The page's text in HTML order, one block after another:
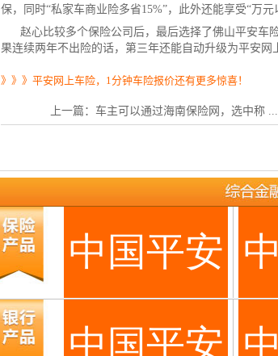
保，同时“私家车商业险多省15%”，此外还能享受“万
赵心比较多个保险公司后，最后选择了佛山平安车
果连续两年不出险的话，第三年还能自动升级为平安网
》》》平安网上车险，1分钟车险报价还有更多惊喜！
上一篇： 车主可以通过海南保险网，选中称 ...